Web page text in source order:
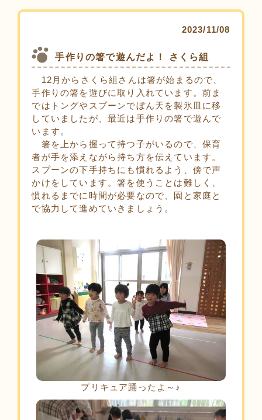
2023/11/08
手作りの箸で遊んだよ！ さくら組
12月からさくら組さんは箸が始まるので、
手作りの箸を遊びに取り入れています。前ま
ではトングやスプーンでぼん天を製氷皿に移
していましたが、最近は手作りの箸で遊んで
います。
箸を上から握って持つ子がいるので、保育
者が手を添えながら持ち方を伝えています。
スプーンの下手持ちにも慣れるよう、傍で声
かけをしています。箸を使うことは難しく、
慣れるまでに時間が必要なので、園と家庭と
で協力して進めていきましょう。
プリキュア踊ったよ～♪